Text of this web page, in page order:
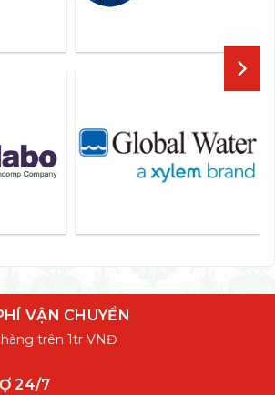
VẬN CHUYỂN
trên 1tr VNĐ
24/7